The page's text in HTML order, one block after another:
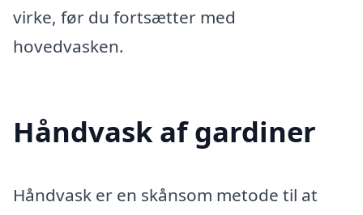
virke, før du fortsætter med
hovedvasken.
Håndvask af gardiner
Håndvask er en skånsom metode til at